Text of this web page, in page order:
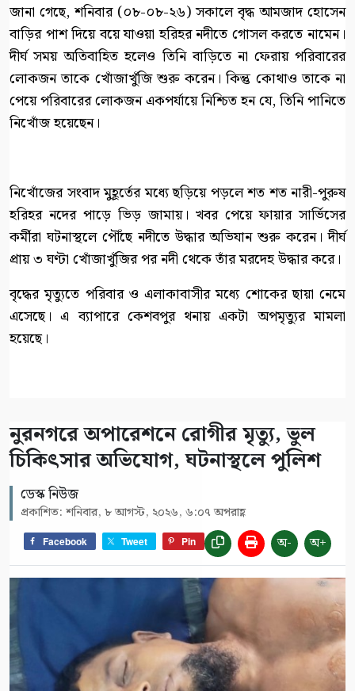
জানা গেছে, শনিবার (০৮-০৮-২৬) সকালে বৃদ্ধ আমজাদ হোসেন
বাড়ির পাশ দিয়ে বয়ে যাওয়া হরিহর নদীতে গোসল করতে নামেন।
দীর্ঘ সময় অতিবাহিত হলেও তিনি বাড়িতে না ফেরায় পরিবারের
লোকজন তাকে খোঁজাখুঁজি শুরু করেন। কিন্তু কোথাও তাকে না
পেয়ে পরিবারের লোকজন একপর্যায়ে নিশ্চিত হন যে, তিনি পানিতে
নিখোঁজ হয়েছেন।
নিখোঁজের সংবাদ মুহূর্তের মধ্যে ছড়িয়ে পড়লে শত শত নারী-পুরুষ
হরিহর নদের পাড়ে ভিড় জামায়। খবর পেয়ে ফায়ার সার্ভিসের
কর্মীরা ঘটনাস্থলে পৌঁছে নদীতে উদ্ধার অভিযান শুরু করেন। দীর্ঘ
প্রায় ৩ ঘণ্টা খোঁজাখুঁজির পর নদী থেকে তাঁর মরদেহ উদ্ধার করে।
বৃদ্ধের মৃত্যুতে পরিবার ও এলাকাবাসীর মধ্যে শোকের ছায়া নেমে
এসেছে। এ ব্যাপারে কেশবপুর থনায় একটা অপমৃত্যুর মামলা
হয়েছে।
নুরনগরে অপারেশনে রোগীর মৃত্যু, ভুল
চিকিৎসার অভিযোগ, ঘটনাস্থলে পুলিশ
ডেস্ক নিউজ
প্রকাশিত: শনিবার, ৮ আগস্ট, ২০২৬, ৬:০৭ অপরাহ্ণ
Facebook Tweet Pin অ- অ+